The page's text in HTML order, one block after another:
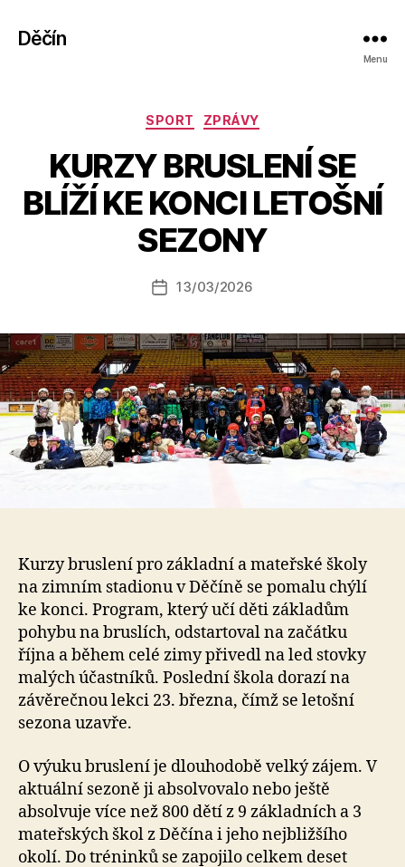
Děčín
Menu
Rubriky
SPORT ZPRÁVY
KURZY BRUSLENÍ SE
BLÍŽÍ KE KONCI LETOŠNÍ
SEZONY
Autor
příspěvku
A
u
t
o
a
s
o
Datum
13/03/2026
Kurzy bruslení pro základní a mateřské školy
na zimním stadionu v Děčíně se pomalu chýlí
ke konci. Program, který učí děti základům
pohybu na bruslích, odstartoval na začátku
října a během celé zimy přivedl na led stovky
malých účastníků. Poslední škola dorazí na
závěrečnou lekci 23. března, čímž se letošní
sezona uzavře.
O výuku bruslení je dlouhodobě velký zájem. V
aktuální sezoně ji absolvovalo nebo ještě
absolvuje více než 800 dětí z 9 základních a 3
mateřských škol z Děčína i jeho nejbližšího
okolí. Do tréninků se zapojilo celkem deset